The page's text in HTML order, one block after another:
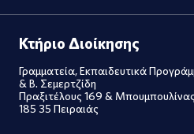
Κτήριο Διοίκησης
Γραμματεία, Εκπαιδευτικά
& Β. Σεμερτζίδη
Πραξιτέλους 169 & Μπουμπουλίνας
185 35 Πειραιάς